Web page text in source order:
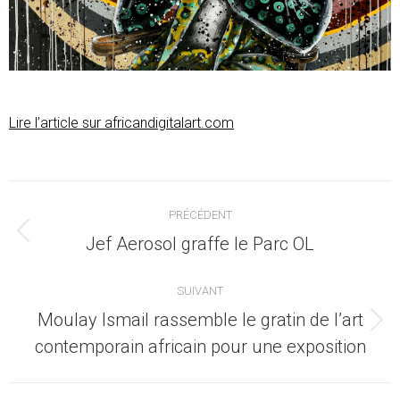
Lire l’article sur africandigitalart.com
article
PRÉCÉDENT
Article
:
Jef Aerosol graffe le Parc OL
SUIVANT
Article
suivant
Moulay Ismail rassemble le gratin de l’art
contemporain africain pour une exposition